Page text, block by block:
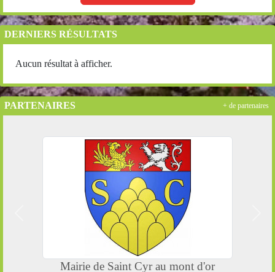
DERNIERS RÉSULTATS
Aucun résultat à afficher.
PARTENAIRES
Mairie de Saint Cyr au mont d'or
+ de partenaires